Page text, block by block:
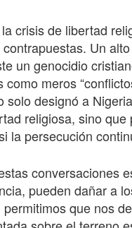
crisis de libertad
Un
un genocidio
como meros
solo designó a
religiosa, sino
la persecución
conversaciones
pueden dañar a
que nos